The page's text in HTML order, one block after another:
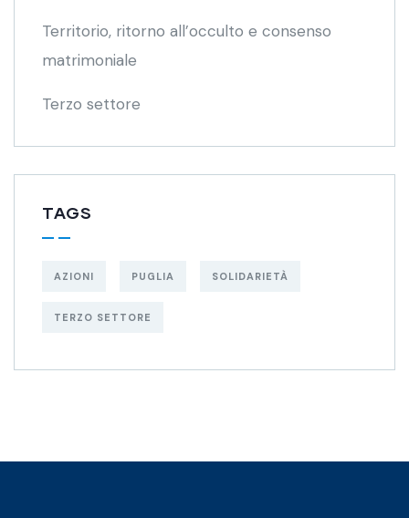
Territorio, ritorno all’occulto e consenso
matrimoniale
Terzo settore
TAGS
AZIONI PUGLIA SOLIDARIETÀ
TERZO SETTORE